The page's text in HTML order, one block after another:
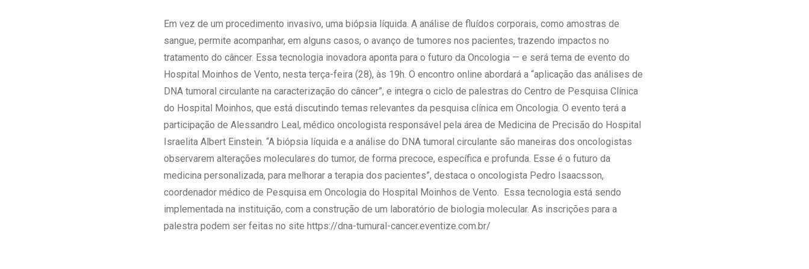
Estrutura de Gestão
Exames - Portal Médico
Farmácia
Fisioterapia
Responsabilidade Ambiental
Responsabilidade Social
Cabine Telemedicina
Gestão do Cuidado
Em vez de um procedimento invasivo, uma biópsia líquida. A análise de fluídos corporais, como amostras de
sangue, permite acompanhar, em alguns casos, o avanço de tumores nos pacientes, trazendo impactos no
tratamento do câncer. Essa tecnologia inovadora aponta para o futuro da Oncologia — e será tema de evento do
Hospital Moinhos de Vento, nesta terça-feira (28), às 19h. O encontro online abordará a “aplicação das análises de
DNA tumoral circulante na caracterização do câncer”, e integra o ciclo de palestras do Centro de Pesquisa Clínica
do Hospital Moinhos, que está discutindo temas relevantes da pesquisa clínica em Oncologia. O evento terá a
participação de Alessandro Leal, médico oncologista responsável pela área de Medicina de Precisão do Hospital
Israelita Albert Einstein. “A biópsia líquida e a análise do DNA tumoral circulante são maneiras dos oncologistas
observarem alterações moleculares do tumor, de forma precoce, específica e profunda. Esse é o futuro da
medicina personalizada, para melhorar a terapia dos pacientes”, destaca o oncologista Pedro Isaacsson,
coordenador médico de Pesquisa em Oncologia do Hospital Moinhos de Vento. Essa tecnologia está sendo
implementada na instituição, com a construção de um laboratório de biologia molecular. As inscrições para a
palestra podem ser feitas no site https://dna-tumural-cancer.eventize.com.br/